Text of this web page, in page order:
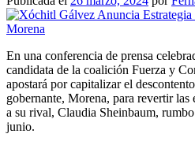
En una conferencia de prensa
candidata de la coalición Fuerza y
apostará por capitalizar el
gobernante, Morena, para revertir las
a su rival, Claudia Sheinbaum,
junio.